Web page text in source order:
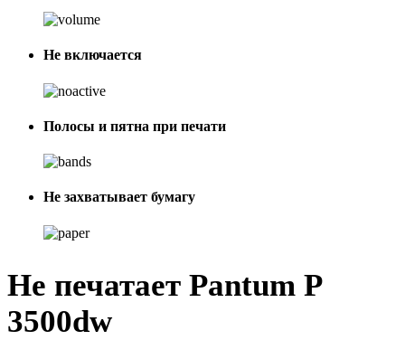
Не включается
Полосы и пятна при печати
Не захватывает бумагу
Не печатает Pantum P
3500dw